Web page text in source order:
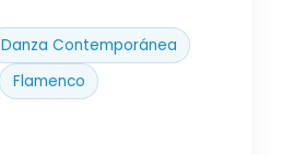
Danza Contemporánea
Flamenco